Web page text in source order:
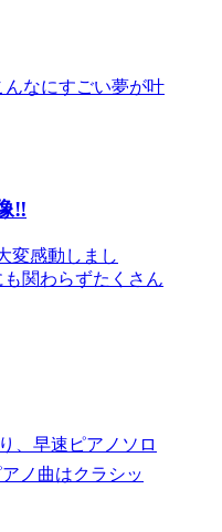
なにすごい夢が叶
‼️
変感動しまし
関わらずたくさん
、早速ピアノソロ
ノ曲はクラシッ